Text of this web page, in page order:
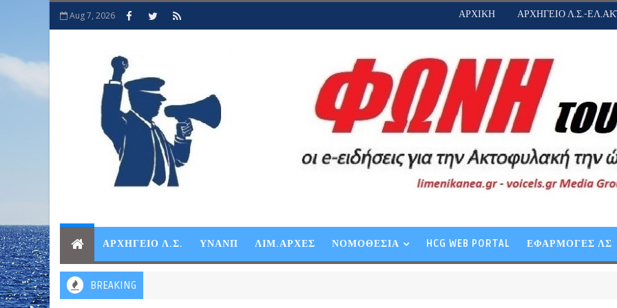
Aug 7, 2026 ΑΡΧΙΚΗ ΑΡΧΗΓΕΙΟ Λ.Σ.-
ΑΡΧΗΓΕΙΟ Λ.Σ. ΥΝΑΝΠ ΛΙΜ.ΑΡΧΕΣ ΝΟΜΟΘΕΣΙΑ HCG WEB PORTAL ΕΦΑΡΜΟΓΕΣ ΛΣ
BREAKING